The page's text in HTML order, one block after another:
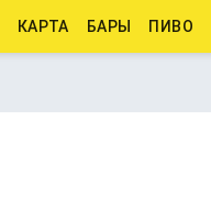
КАРТА БАРЫ ПИВО